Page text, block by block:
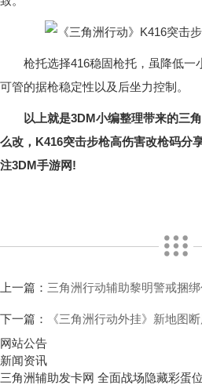
枪托选择416稳固枪托，虽降低一
可管的据枪稳定性以及后坐力控制。
以上就是3DM小编整理带来的三
么改，K416突击步枪高伤害改枪码分
注3DM手游网!
上一篇： 三角洲行动辅助黎明警戒捆
下一篇：
《三角洲行动外挂》新地图
网站公告
新闻资讯
三角洲辅助发卡网 全面战场隐藏彩蛋